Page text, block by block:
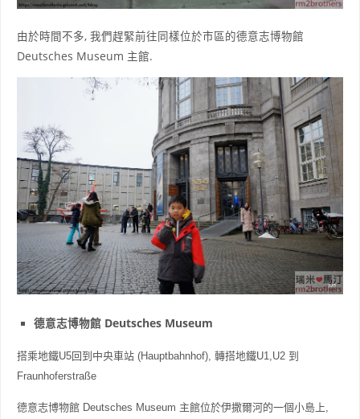
由於時間不多, 我們趕緊前往同樣位於市區的德意志博物館
Deutsches Museum 主館.
德意志博物館 Deutsches Museum
搭乘地鐵U5回到中央車站 (Hauptbahnhof),
Fraunhoferstraße
德意志博物館 Deutsches Museum 主館位於伊撒爾河的一個小島上,